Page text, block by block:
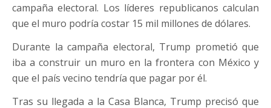
campaña electoral. Los líderes republicanos calculan
que el muro podría costar 15 mil millones de dólares.
Durante la campaña electoral, Trump prometió que
iba a construir un muro en la frontera con México y
que el país vecino tendría que pagar por él.
Tras su llegada a la Casa Blanca, Trump precisó que